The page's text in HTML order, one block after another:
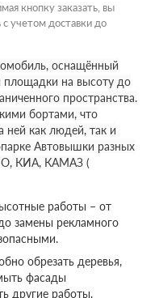
кнопку заказать, вы
учетом доставки до
оснащённый
на высоту до
пространства.
бортами, что
ней как людей, так и
Автовышки разных
КИА, КАМАЗ (
работы – от
замены рекламного
обрезать деревья,
фасады
другие работы,